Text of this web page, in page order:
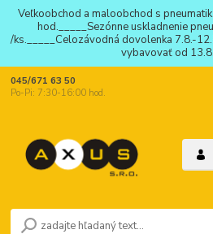
Veľkoobchod a maloobchod s
hod._____Sezónne uskladnenie
/ks._____Celozávodná dovolenka 7.8.-
vybavovať od
045/671 63 50
Po-Pi: 7:30-16:00 hod.